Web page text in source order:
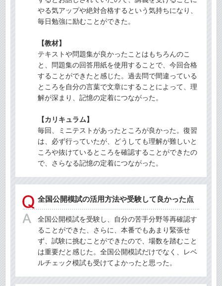
やる気アップや絶対合格するという気持ちになり、
毎日勉強に励むことができた。
【教材】
テキストや問題集が良かったことはもちろんのこ
と、問題集の回答用紙を使用することで、今回合格
することができたと感じた。過去問で間違っている
ところを自分の言葉で文章にすることによって、理
解が深まり、記憶の定着につながった。
【カリキュラム】
毎回、ミニテストがあったところが良かった。復習
は、必ず行っていたが、どうしても理解が難しいと
ころや抜けているところを確認することができたの
で、さらなる記憶の定着につながった。
全国公開模試の活用方法や受験して良かった点
全国公開模試を受験し、自分の苦手分野等再確認す
ることができた、さらに、本番でもあまり緊張せ
ず、試験に挑むことができたので、場数を踏むこと
は重要だと感じた。全国公開模試だけでなく、レベ
ルチェック模試も受けてよかったと思った。